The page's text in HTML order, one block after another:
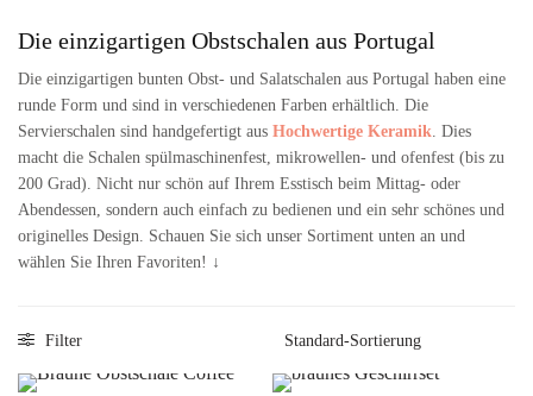
Die einzigartigen Obstschalen aus Portugal
Die einzigartigen bunten Obst- und Salatschalen aus Portugal haben eine
runde Form und sind in verschiedenen Farben erhältlich. Die
Servierschalen sind handgefertigt ausHochwertige Keramik. Dies
macht die Schalen spülmaschinenfest, mikrowellen- und ofenfest (bis zu
200 Grad). Nicht nur schön auf Ihrem Esstisch beim Mittag- oder
Abendessen, sondern auch einfach zu bedienen und ein sehr schönes und
originelles Design. Schauen Sie sich unser Sortiment unten an und
wählen Sie Ihren Favoriten! ↓
Filter